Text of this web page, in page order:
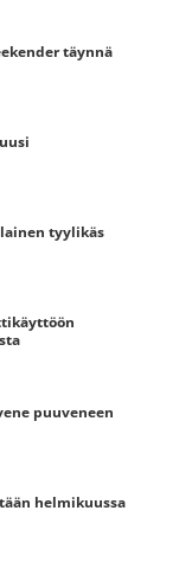
täynnä
tyylikäs
puuveneen
helmikuussa